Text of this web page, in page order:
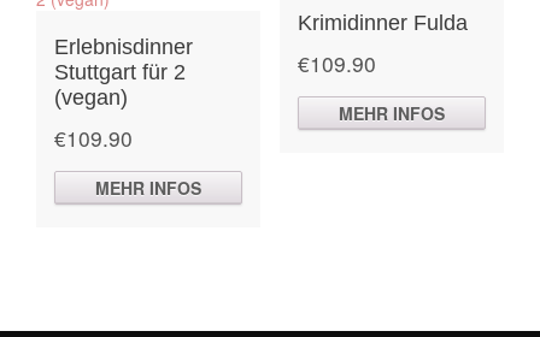
Erlebnisdinner
Stuttgart für 2
(vegan)
€109.90
MEHR INFOS
Krimidinner Fulda
€109.90
MEHR INFOS